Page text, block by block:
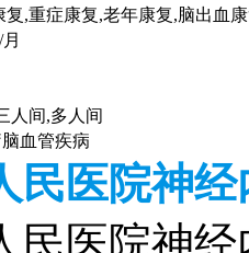
复,重症康复,老年康复,脑出血
人间,多人间
血管疾病
民医院神
民医院神